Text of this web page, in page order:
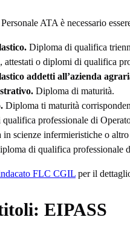
ATA è necessario
Diploma di qualifica
attestati o diplomi di qualifica
addetti all’azienda
Diploma di maturità.
Diploma ti maturità
professionale di
in scienze infermieristiche o
di qualifica professionale
FLC CGIL per il
EIPASS